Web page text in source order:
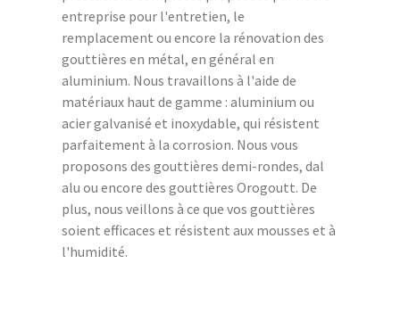
entreprise pour l'entretien, le
remplacement ou encore la rénovation des
gouttières en métal, en général en
aluminium. Nous travaillons à l'aide de
matériaux haut de gamme : aluminium ou
acier galvanisé et inoxydable, qui résistent
parfaitement à la corrosion. Nous vous
proposons des gouttières demi-rondes, dal
alu ou encore des gouttières Orogoutt. De
plus, nous veillons à ce que vos gouttières
soient efficaces et résistent aux mousses et à
l'humidité.